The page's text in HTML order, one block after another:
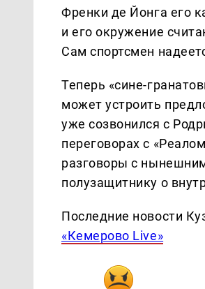
Френки де Йонга его
и его окружение
Сам спортсмен
Теперь «сине-
может устроить
уже созвонился с
переговорах с
разговоры с
полузащитнику о
Последние новости
«Кемерово Live»